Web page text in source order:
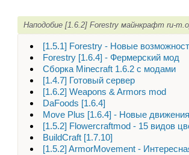
Наподобие [1.6.2] Forestry майнкрафт ru-
[1.5.1] Forestry - Новые
Forestry [1.6.4] - Фермерский мод
Сборка Minecraft 1.6.2 с модами
[1.4.7] Готовый сервер
[1.6.2] Weapons & Armors mod
DaFoods [1.6.4]
Move Plus [1.6.4] - Новые движения
[1.5.2] Flowercraftmod - 15 видов
BuildCraft [1.7.10]
[1.5.2] ArmorMovement -